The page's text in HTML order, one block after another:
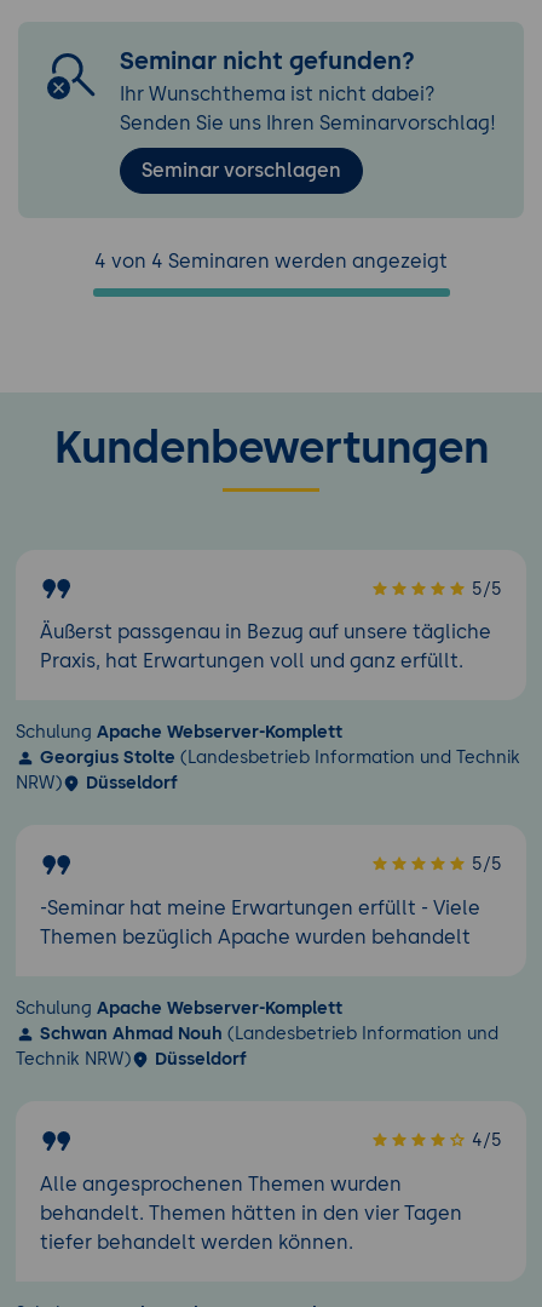
Seminar nicht gefunden?
Ihr Wunschthema ist nicht dabei?
Senden Sie uns Ihren Seminarvorschlag!
Seminar vorschlagen
4 von 4 Seminaren werden angezeigt
Kundenbewertungen
5/5
Äußerst passgenau in Bezug auf unsere tägliche
Praxis, hat Erwartungen voll und ganz erfüllt.
Schulung Apache Webserver-Komplett
Georgius Stolte (Landesbetrieb Information und Technik
NRW)
Düsseldorf
5/5
-Seminar hat meine Erwartungen erfüllt - Viele
Themen bezüglich Apache wurden behandelt
Schulung Apache Webserver-Komplett
Schwan Ahmad Nouh (Landesbetrieb Information und
Technik NRW)
Düsseldorf
4/5
Alle angesprochenen Themen wurden
behandelt. Themen hätten in den vier Tagen
tiefer behandelt werden können.